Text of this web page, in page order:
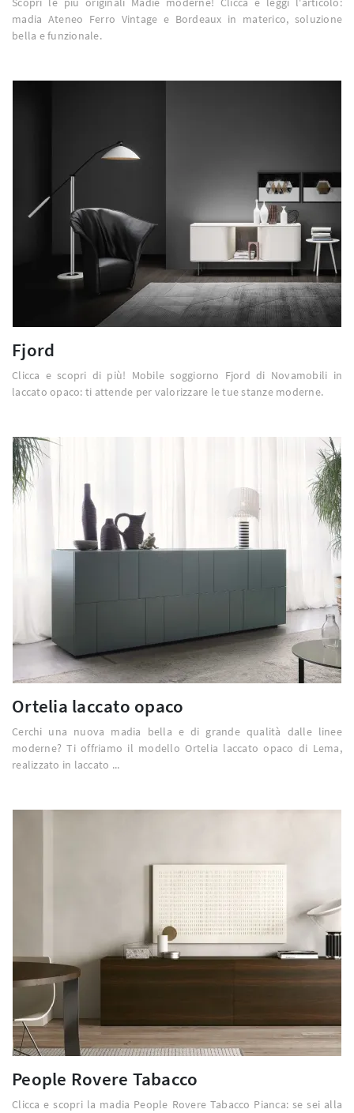
madia Ateneo Ferro Vintage e Bordeaux in materico, soluzione
bella e funzionale.
Fjord
Clicca e scopri di più! Mobile soggiorno Fjord di Novamobili in
laccato opaco: ti attende per valorizzare le tue stanze moderne.
Ortelia laccato opaco
Cerchi una nuova madia bella e di grande qualità dalle linee
moderne? Ti offriamo il modello Ortelia laccato opaco di Lema,
realizzato in laccato ...
People Rovere Tabacco
Clicca e scopri la madia People Rovere Tabacco Pianca: se sei alla